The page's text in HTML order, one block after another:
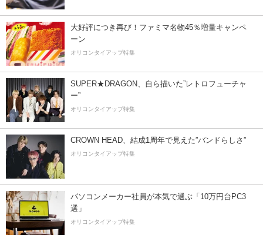
大好評につき再び！ファミマ名物45％増量キャンペ
ーン
オリコンタイアップ特集
SUPER★DRAGON、自ら描いた”レトロフューチャ
ー”
オリコンタイアップ特集
CROWN HEAD、結成1周年で見えた”バンドらしさ”
オリコンタイアップ特集
パソコンメーカー社員が本気で選ぶ「10万円台PC3
選」
オリコンタイアップ特集